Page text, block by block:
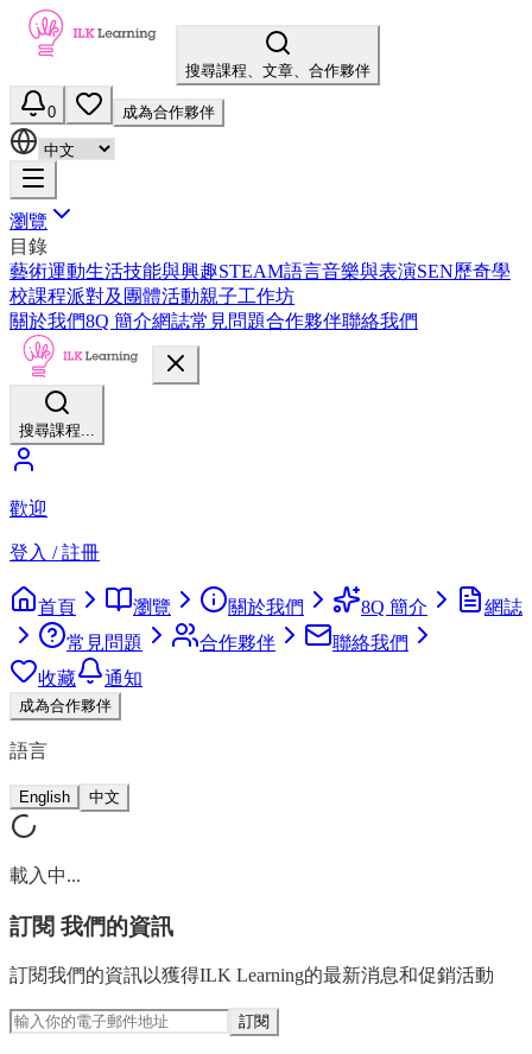
搜尋課程、文章、合作夥伴
0 成為合作夥伴
瀏覽
目錄
藝術運動生活技能與興趣STEAM語言音樂與表演SEN歷奇學
校課程派對及團體活動親子工作坊
關於我們8Q 簡介網誌常見問題合作夥伴聯絡我們
搜尋課程...
歡迎
登入 / 註冊
首頁 瀏覽 關於我們 8Q 簡介
網誌
常見問題
合作夥伴
聯絡我們
收藏
通知
成為合作夥伴
語言
English 中文
載入中...
訂閱 我們的資訊
訂閱我們的資訊以獲得ILK Learning的最新消息和促銷活動
訂閱